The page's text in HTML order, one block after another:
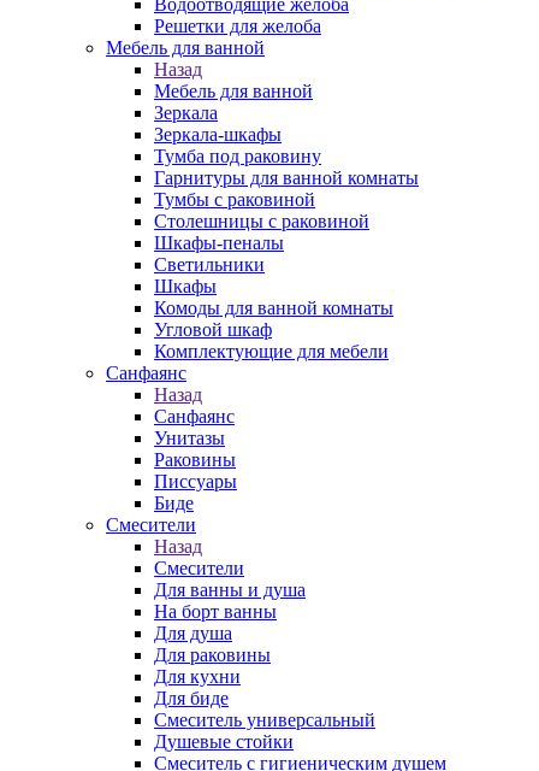
Водоотводящие желоба
Решетки для желоба
Мебель для ванной
Назад
Мебель для ванной
Зеркала
Зеркала-шкафы
Тумба под раковину
Гарнитуры для ванной комнаты
Тумбы с раковиной
Столешницы с раковиной
Шкафы-пеналы
Светильники
Шкафы
Комоды для ванной комнаты
Угловой шкаф
Комплектующие для мебели
Санфаянс
Назад
Санфаянс
Унитазы
Раковины
Писсуары
Биде
Смесители
Назад
Смесители
Для ванны и душа
На борт ванны
Для душа
Для раковины
Для кухни
Для биде
Смеситель универсальный
Душевые стойки
Смеситель с гигиеническим душем